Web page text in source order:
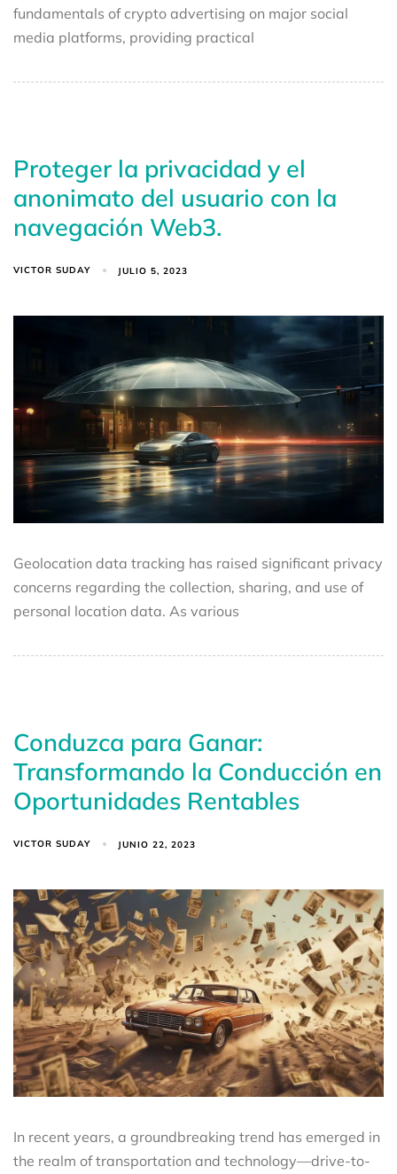
fundamentals of crypto advertising on major social
media platforms, providing practical
Proteger la privacidad y el
anonimato del usuario con la
navegación Web3.
VICTOR SUDAY JULIO 5, 2023
Geolocation data tracking has raised significant privacy
concerns regarding the collection, sharing, and use of
personal location data. As various
Conduzca para Ganar:
Transformando la Conducción en
Oportunidades Rentables
VICTOR SUDAY JUNIO 22, 2023
In recent years, a groundbreaking trend has emerged in
the realm of transportation and technology—drive-to-